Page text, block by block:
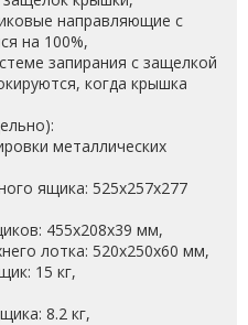
направляющие с
на 100%,
запирания с защелкой
когда крышка
металлических
ящика: 525х257х277
455x208x39 мм,
лотка: 520x250x60 мм,
15 кг,
8.2 кг,